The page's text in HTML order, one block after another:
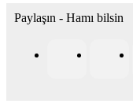
Paylaşın - Hamı bilsin